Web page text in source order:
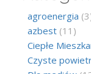
agroenergia
azbest(11)
Ciepłe
Czyste